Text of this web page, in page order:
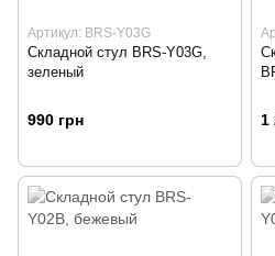
Артикул: BRS-Y03G
Складной стул BRS-Y03G,
зеленый
990 грн 1